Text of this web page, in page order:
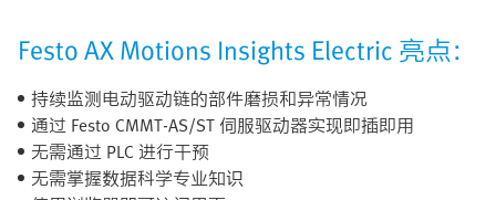
Festo AX Motions Insights Electric 亮点：
持续监测电动驱动链的部件磨损和异常情况
通过 Festo CMMT-AS/ST 伺服驱动器实现即插即用
无需通过 PLC 进行干预
无需掌握数据科学专业知识